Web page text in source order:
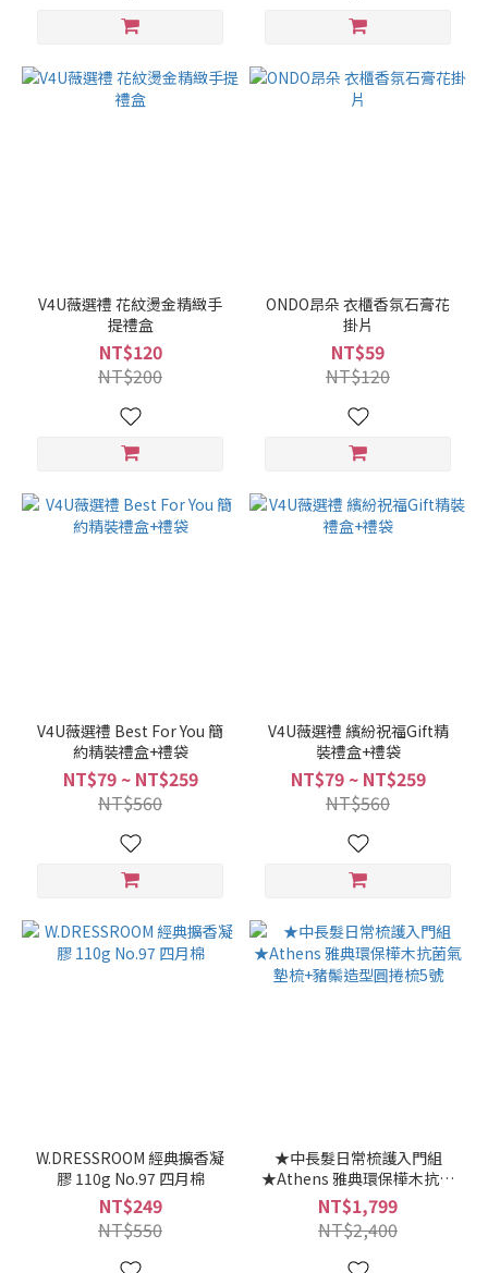
V4U薇選禮 花紋燙金精緻手
提禮盒
NT$120
NT$200
ONDO昂朵 衣櫃香氛石膏花
掛片
NT$59
NT$120
V4U薇選禮 Best For You 簡
約精裝禮盒+禮袋
NT$79 ~ NT$259
NT$560
V4U薇選禮 繽紛祝福Gift精
裝禮盒+禮袋
NT$79 ~ NT$259
NT$560
W.DRESSROOM 經典擴香凝
膠 110g No.97 四月棉
NT$249
NT$550
★中長髮日常梳護入門組
★Athens 雅典環保樺木抗菌
氣墊梳+豬鬃造型圓捲梳5號
NT$1,799
NT$2,400